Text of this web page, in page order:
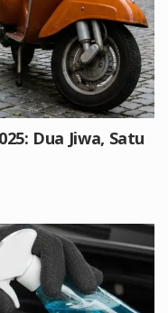
Dua Jiwa, Satu